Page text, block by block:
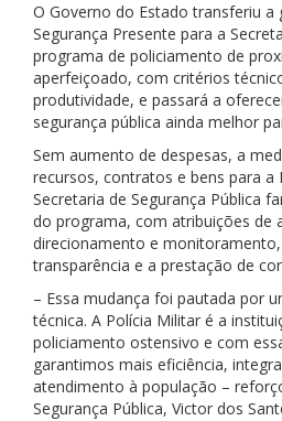
O Governo do Estado transferiu a
Segurança Presente para a
programa de policiamento de
aperfeiçoado, com critérios
produtividade, e passará a
segurança pública ainda melhor
Sem aumento de despesas, a
recursos, contratos e bens para a
Secretaria de Segurança Pública
do programa, com atribuições de
direcionamento e
transparência e a prestação de
– Essa mudança foi pautada por
técnica. A Polícia Militar é a
policiamento ostensivo e com
garantimos mais eficiência,
atendimento à população –
Segurança Pública, Victor dos